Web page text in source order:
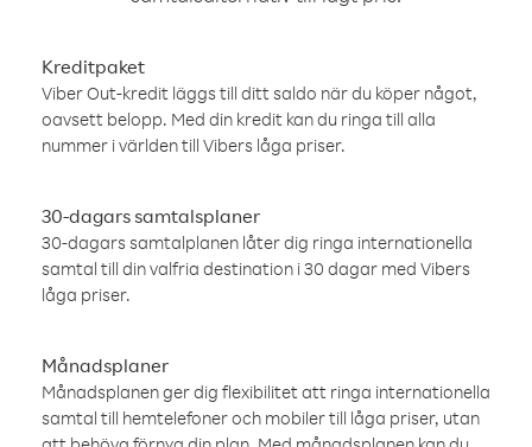
Kreditpaket
Viber Out-kredit läggs till ditt saldo när du köper något,
oavsett belopp. Med din kredit kan du ringa till alla
nummer i världen till Vibers låga priser.
30-dagars samtalsplaner
30-dagars samtalplanen låter dig ringa internationella
samtal till din valfria destination i 30 dagar med Vibers
låga priser.
Månadsplaner
Månadsplanen ger dig flexibilitet att ringa internationella
samtal till hemtelefoner och mobiler till låga priser, utan